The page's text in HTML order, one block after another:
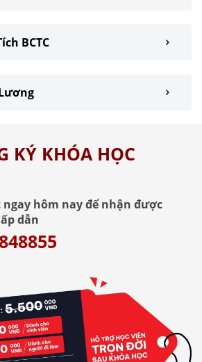
BCTC
KÝ KHÓA HỌC
hôm nay để nhận được
dẫn